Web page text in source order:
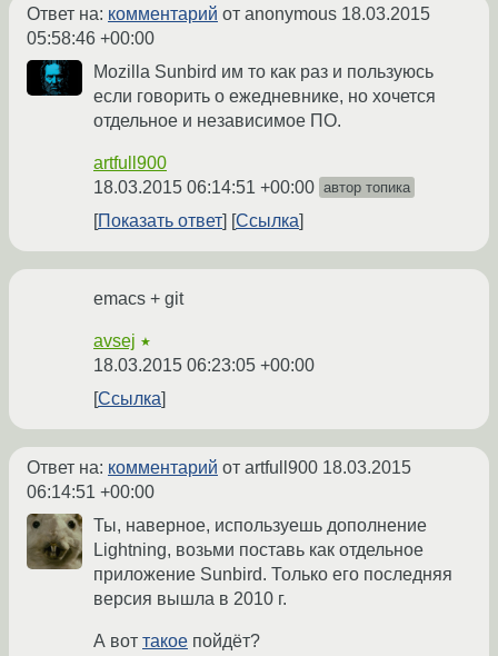
Ответ на: комментарий от anonymous 18.03.2015
05:58:46 +00:00
Mozilla Sunbird им то как раз и пользуюсь
если говорить о ежедневнике, но хочется
отдельное и независимое ПО.
artfull900
18.03.2015 06:14:51 +00:00 автор топика
Показать ответ Ссылка
emacs + git
avsej ★
18.03.2015 06:23:05 +00:00
Ссылка
Ответ на: комментарий от artfull900 18.03.2015
06:14:51 +00:00
Ты, наверное, используешь дополнение
Lightning, возьми поставь как отдельное
приложение Sunbird. Только его последняя
версия вышла в 2010 г.
А вот такое пойдёт?